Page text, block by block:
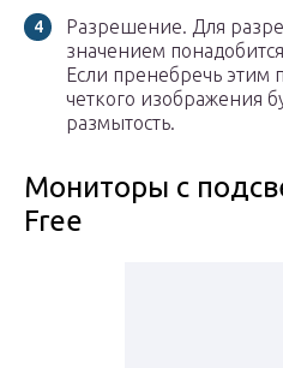
Разрешение. Для
значением
Если пренебречь этим
четкого изображения
размытость.
Мониторы с
Free